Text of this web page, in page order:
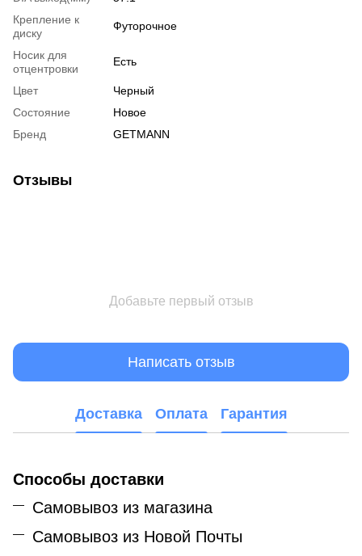
Крепление к
диску
Футорочное
Носик для
отцентровки
Есть
Цвет
Черный
Состояние
Новое
Бренд
GETMANN
Отзывы
Добавьте первый отзыв
Написать отзыв
Доставка Оплата Гарантия
Способы доставки
Самовывоз из магазина
Самовывоз из Новой Почты